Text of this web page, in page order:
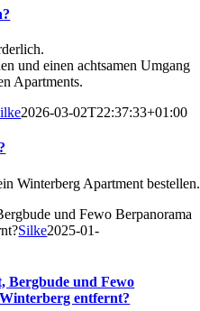
und einen achtsamen Umgang
Apartments.
2026-03-02T22:37:33+01:00
Winterberg Apartment bestellen.
und Fewo Berpanorama
Silke2025-01-
Bergbude und Fewo
entfernt?